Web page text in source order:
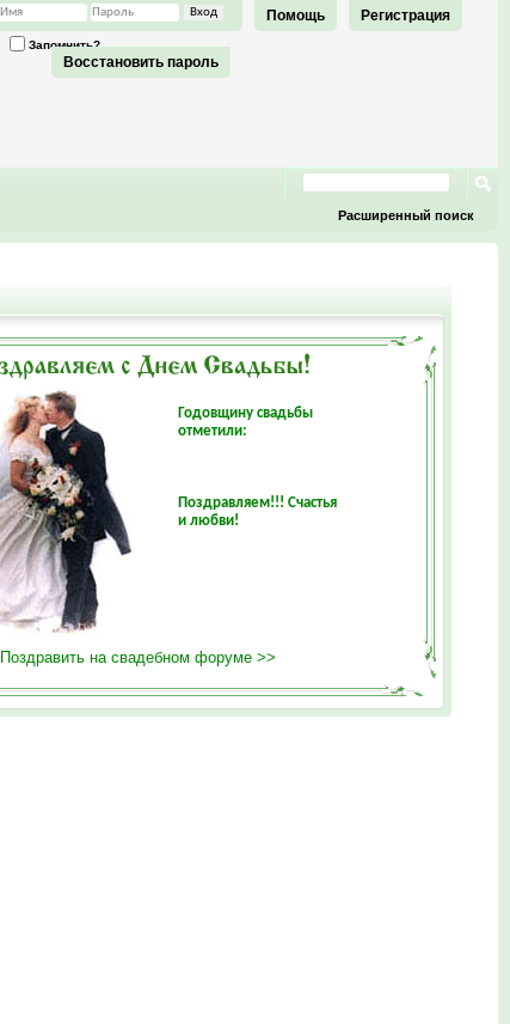
Регистрация
Помощь
Запомнить?
Восстановить пароль
Расширенный поиск
Годовщину свадьбы
отметили:
Поздравляем!!! Счастья
и любви!
Поздравить на свадебном форуме >>